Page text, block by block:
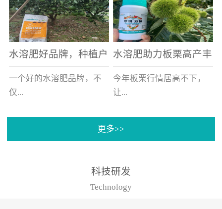
好的技术管理缺一不可，
相信广大白菜种植户们都
深有体会。今天就一起来
看看，什么样的水溶肥可
以让你的...
河北草莓区域话题不减，
不但在草莓上表现效果明
显，使用的种植户更是越
来越多。今天，借此机
会，一起来...
水溶肥好品牌，种植户
纷纷为“翠姆“点赞
一个好的水溶肥品牌，不
仅...
帮助作物增产增收，更要
实力。今天要讲的水溶肥
水溶肥助力板栗高产丰
产
今年板栗行情居高不下，
让...
许多板栗种植户都获得了
有位王大姐今年使用一款
非常火爆...
更多>>
科技研发
Technology